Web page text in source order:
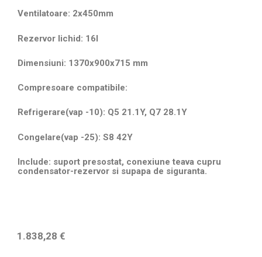
Ventilatoare: 2x450mm
Rezervor lichid: 16l
Dimensiuni: 1370x900x715 mm
Compresoare compatibile:
Refrigerare(vap -10): Q5 21.1Y, Q7 28.1Y
Congelare(vap -25): S8 42Y
Include: suport presostat, conexiune teava cupru
condensator-rezervor si supapa de siguranta.
1.838,28 €